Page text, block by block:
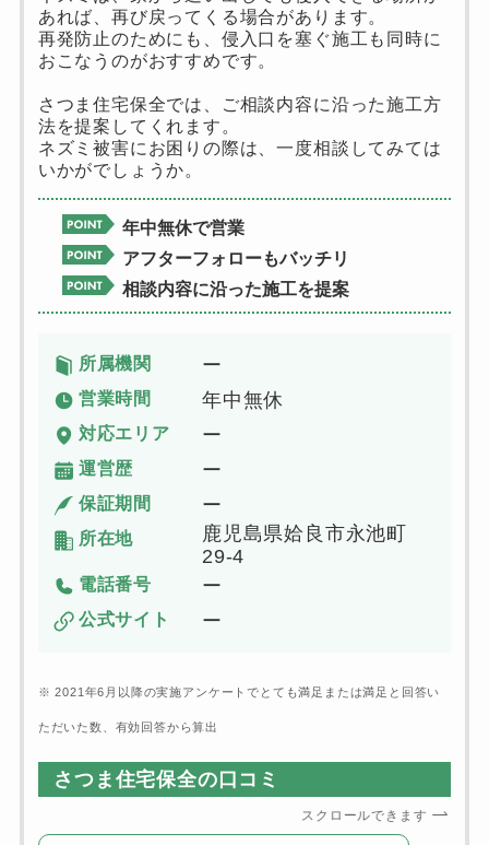
あれば、再び戻ってくる場合があります。
再発防止のためにも、侵入口を塞ぐ施工も同時に
おこなうのがおすすめです。
さつま住宅保全では、ご相談内容に沿った施工方
法を提案してくれます。
ネズミ被害にお困りの際は、一度相談してみては
いかがでしょうか。
年中無休で営業
アフターフォローもバッチリ
相談内容に沿った施工を提案
所属機関 ー
営業時間 年中無休
対応エリア ー
運営歴 ー
保証期間 ー
所在地
鹿児島県姶良市永池町
29-4
電話番号 ー
公式サイト ー
※ 2021年6月以降の実施アンケートでとても満足または満足と回答い
ただいた数、有効回答から算出
さつま住宅保全の口コミ
スクロールできます